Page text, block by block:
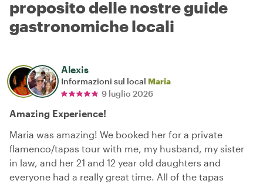
proposito delle nostre guide
gastronomiche locali
Alexis
Informazioni sul local Maria
9 luglio 2026
Amazing Experience!
Maria was amazing! We booked her for a private
flamenco/tapas tour with me, my husband, my sister
in law, and her 21 and 12 year old daughters and
everyone had a really great time. All of the tapas